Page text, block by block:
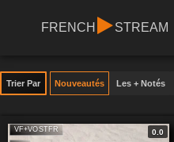
FRENCH STREAM
Trier Par Nouveautés Les + Notés
VF+VOSTFR 0.0